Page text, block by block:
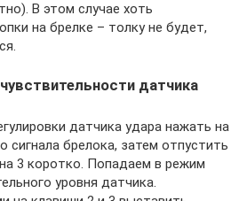
В этом случае хоть
на брелке – толку не будет,
датчика
датчика удара нажать на
сигнала брелока, затем отпустить
3 коротко. Попадаем в режим
уровня датчика.